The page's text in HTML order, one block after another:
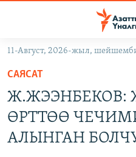
Навигацияга
өтүңүз
Издөөгө
салыңыз
САЯСАТ
ДҮЙНӨ
УКРАИНА
11-Август, 2026-жыл,
САЯСАТ
Ж.ЖЭЭНБЕКОВ:
ӨРТТӨӨ
АЛЫНГАН